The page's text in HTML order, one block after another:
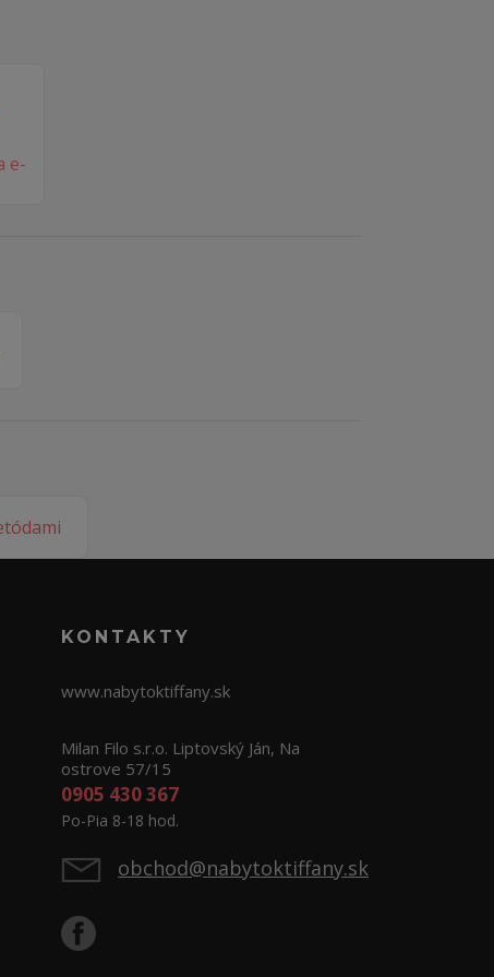
KONTAKTY
www.nabytoktiffany.sk
Milan Filo s.r.o. Liptovský Ján, Na
ostrove 57/15
0905 430 367
Po-Pia 8-18 hod.
obchod@nabytoktiffany.sk